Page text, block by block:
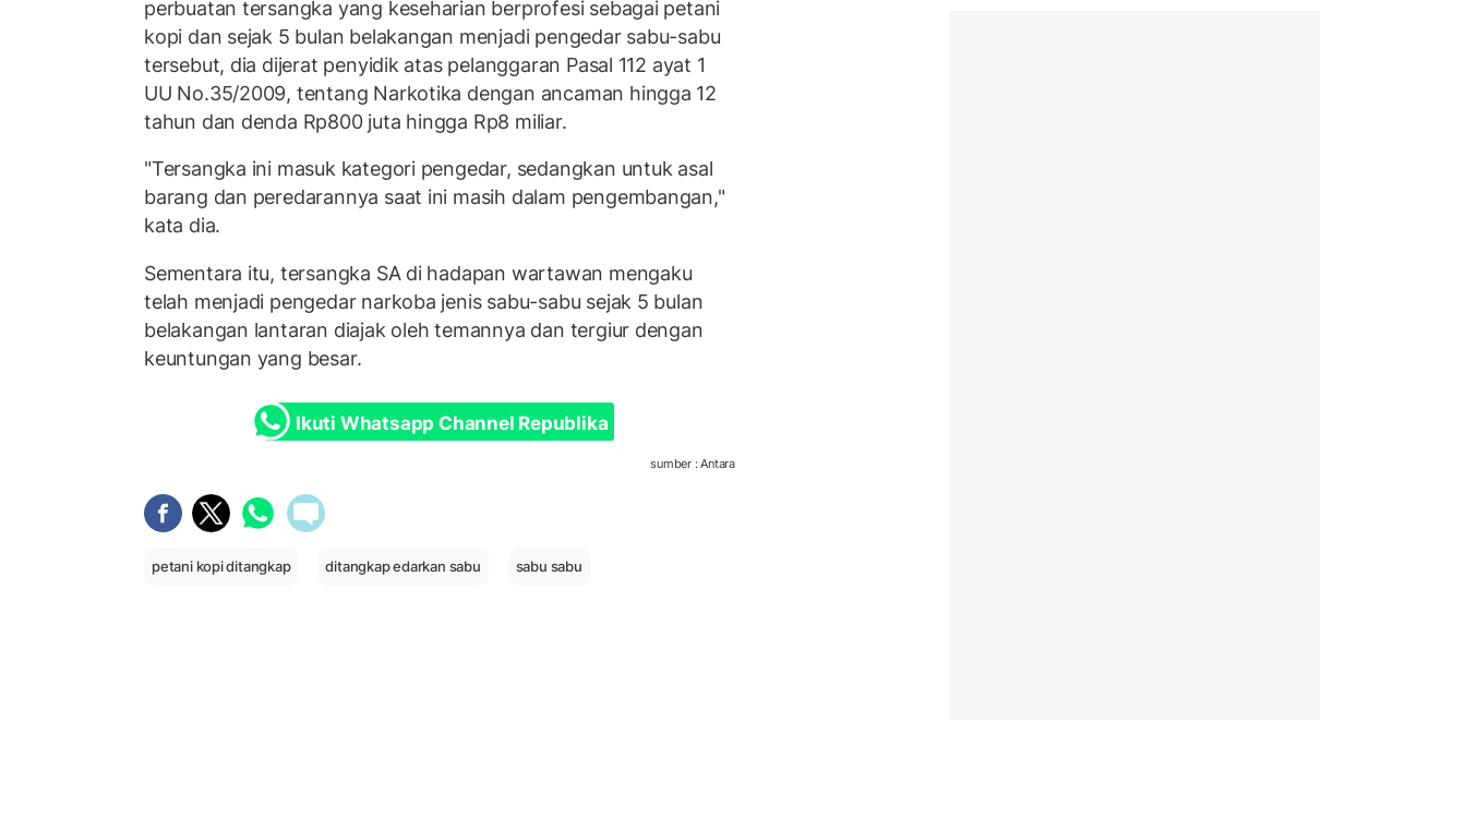
perbuatan tersangka yang keseharian berprofesi sebagai petani
kopi dan sejak 5 bulan belakangan menjadi pengedar sabu-sabu
tersebut, dia dijerat penyidik atas pelanggaran Pasal 112 ayat 1
UU No.35/2009, tentang Narkotika dengan ancaman hingga 12
tahun dan denda Rp800 juta hingga Rp8 miliar.
"Tersangka ini masuk kategori pengedar, sedangkan untuk asal
barang dan peredarannya saat ini masih dalam pengembangan,"
kata dia.
Sementara itu, tersangka SA di hadapan wartawan mengaku
telah menjadi pengedar narkoba jenis sabu-sabu sejak 5 bulan
belakangan lantaran diajak oleh temannya dan tergiur dengan
keuntungan yang besar.
Ikuti Whatsapp Channel Republika
sumber : Antara
petani kopi ditangkap ditangkap edarkan sabu sabu sabu